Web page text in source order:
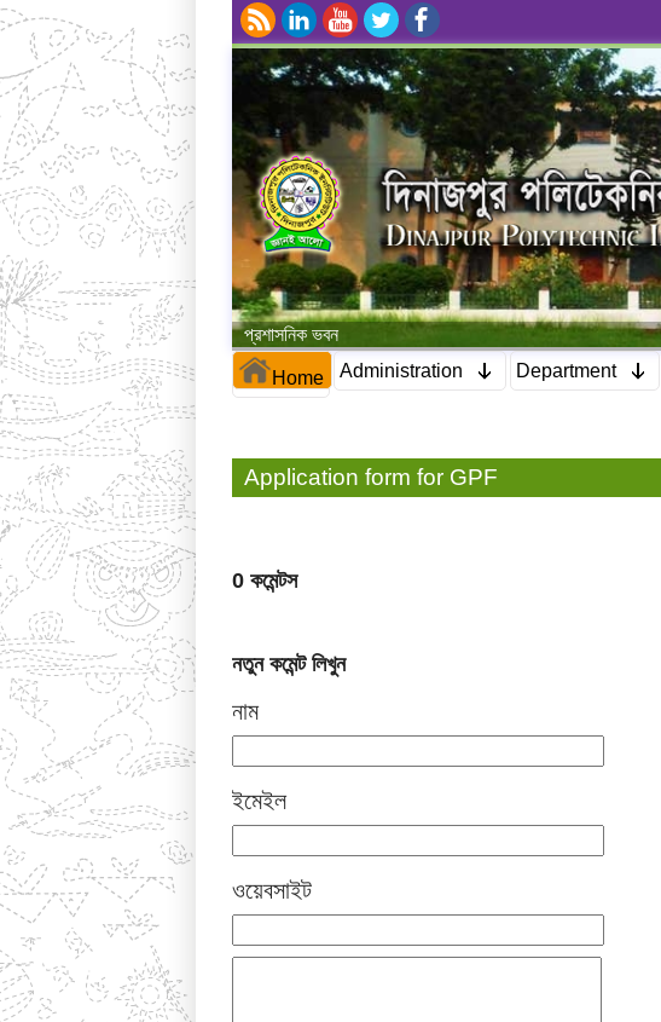
প্রশাসনিক ভবন
Home
Administration Department
Application form for GPF
0 কমেন্টস
নতুন কমেন্ট লিখুন
নাম
ইমেইল
ওয়েবসাইট